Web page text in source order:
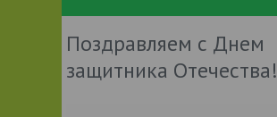
Поздравляем с Днем
защитника Отечества!